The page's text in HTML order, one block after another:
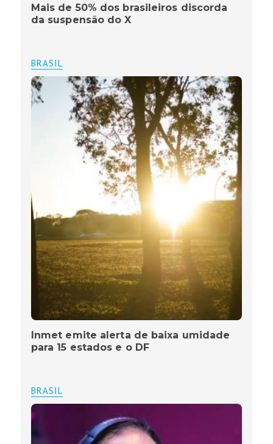
Mais de 50% dos brasileiros discorda
da suspensão do X
BRASIL
Inmet emite alerta de baixa umidade
para 15 estados e o DF
BRASIL